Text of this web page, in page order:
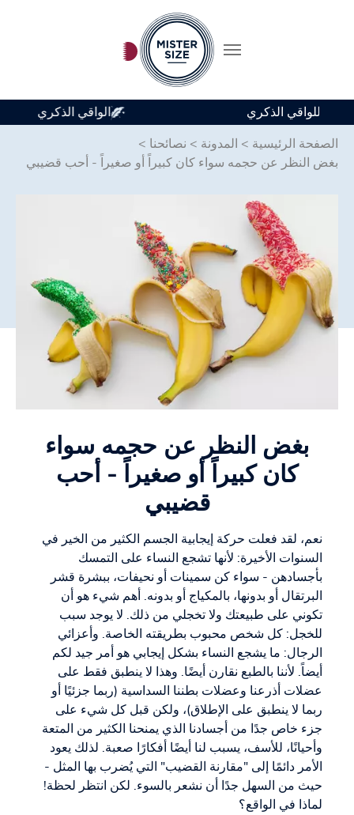
متوفر في 7 أحجام للواقي الذكري
الصفحة الرئيسية > المدونة > نصائحنا >
بغض النظر عن حجمه سواء كان كبيراً أو صغيراً - أحب قضيبي
بغض النظر عن حجمه سواء
كان كبيراً أو صغيراً - أحب
قضيبي
نعم، لقد فعلت حركة إيجابية الجسم الكثير من الخير في
السنوات الأخيرة: لأنها تشجع النساء على التمسك
بأجسادهن - سواء كن سمينات أو نحيفات، ببشرة قشر
البرتقال أو بدونها، بالمكياج أو بدونه. أهم شيء هو أن
تكوني على طبيعتك ولا تخجلي من ذلك. لا يوجد سبب
للخجل: كل شخص محبوب بطريقته الخاصة. وأعزائي
الرجال: ما يشجع النساء بشكل إيجابي هو أمر جيد لكم
أيضاً. لأننا بالطبع نقارن أيضًا. وهذا لا ينطبق فقط على
عضلات أذرعنا وعضلات بطننا السداسية (ربما جزئيًا أو
ربما لا ينطبق على الإطلاق)، ولكن قبل كل شيء على
جزء خاص جدًا من أجسادنا الذي يمنحنا الكثير من المتعة
وأحيانًا، للأسف، يسبب لنا أيضًا أفكارًا صعبة. لذلك يعود
الأمر دائمًا إلى "مقارنة القضيب" التي يُضرب بها المثل -
حيث من السهل جدًا أن نشعر بالسوء. لكن انتظر لحظة!
لماذا في الواقع؟